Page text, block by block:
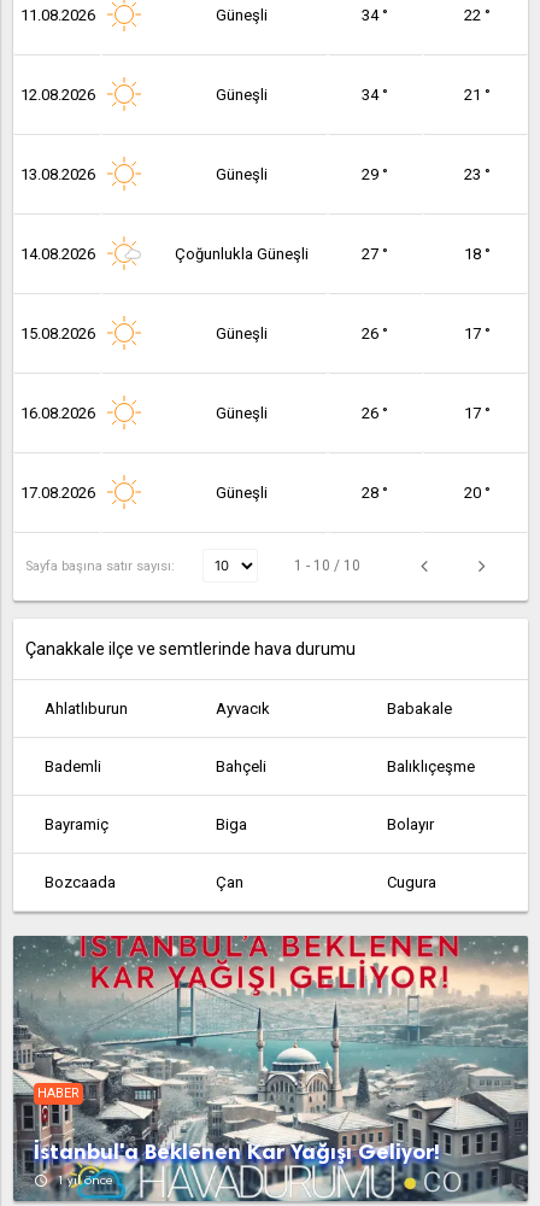
11.08.2026 Güneşli 34 ° 22 °
12.08.2026 Güneşli 34 ° 21 °
13.08.2026 Güneşli 29 ° 23 °
14.08.2026 Çoğunlukla Güneşli 27 ° 18 °
15.08.2026 Güneşli 26 ° 17 °
16.08.2026 Güneşli 26 ° 17 °
17.08.2026 Güneşli 28 ° 20 °
Sayfa başına satır sayısı: 1 - 10 / 10
Çanakkale ilçe ve semtlerinde hava durumu
Ahlatlıburun Ayvacık Babakale
Bademli Bahçeli Balıklıçeşme
Bayramiç Biga Bolayır
Bozcaada Çan Cugura
Dereköy Eceabat Ezine
Gelibolu Gökçeada Kadıköy
Karabiga Karaca Kastiv
Kasturo Kazancık Konacık
Küçükkuyu Lâpseki Ömerli
HABER
İstanbul'a Beklenen Kar Yağışı Geliyor!
access_time 1 yıl önce